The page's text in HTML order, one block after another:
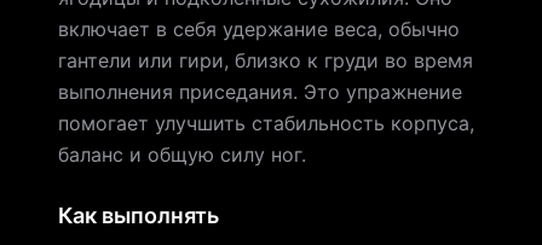
включает в себя удержание веса, обычно
гантели или гири, близко к груди во время
выполнения приседания. Это упражнение
помогает улучшить стабильность корпуса,
баланс и общую силу ног.
Как выполнять